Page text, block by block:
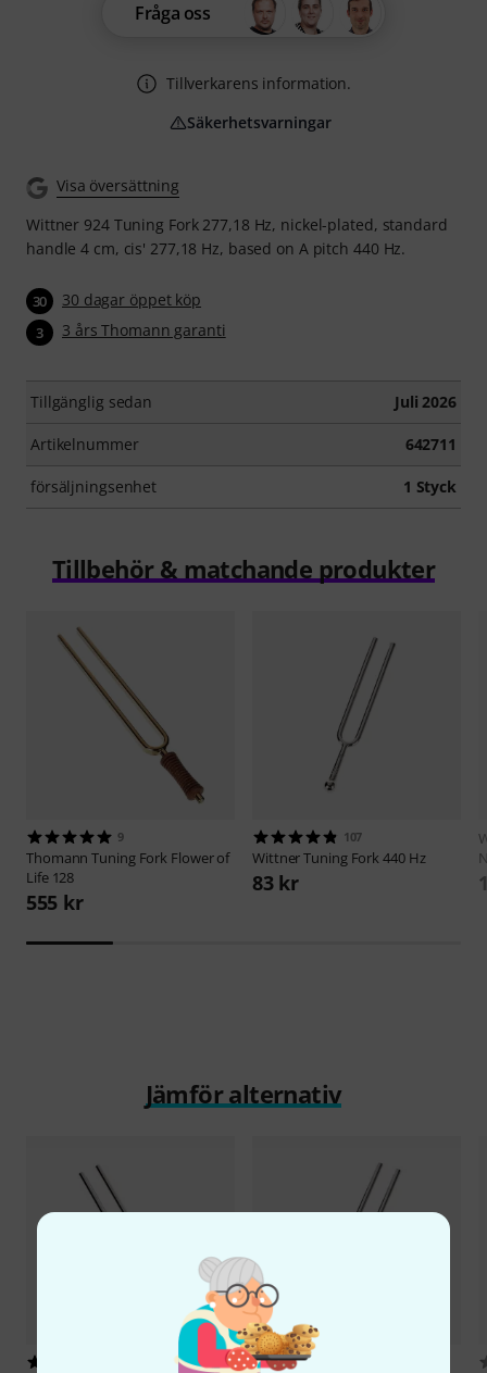
Visa översättning
Wittner 924 Tuning Fork 277,18 Hz, nickel-plated, standard
handle 4 cm, cis' 277,18 Hz, based on A pitch 440 Hz.
30 30 dagar öppet köp
3 3 års Thomann garanti
Tillgänglig sedan Juli 2026
Artikelnummer 642711
försäljningsenhet 1 Styck
Fråga oss
Tillverkarens information.
Säkerhetsvarningar
Tillbehör & matchande produkter
9
ThomannTuning Fork Flower of
Life 128
555 kr
107
WittnerTuning Fork 440 Hz
83 kr
Jämför alternativ